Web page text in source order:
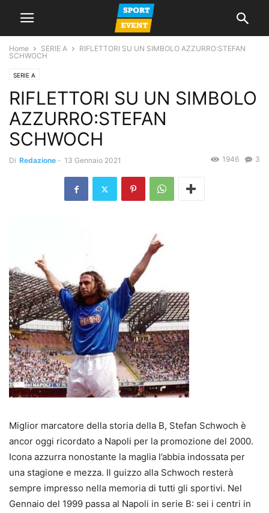
Home SERIE A
RIFLETTORI SU UN SIMBOLO AZZURRO:STEFAN
SCHWOCH
SERIE A
RIFLETTORI SU UN SIMBOLO
AZZURRO:STEFAN
SCHWOCH
Di Redazione - 13 Gennaio 2021 3
1946
Miglior marcatore della storia della B, Stefan Schwoch è
ancor oggi ricordato a Napoli per la promozione del 2000.
Icona azzurra nonostante la maglia l’abbia indossata per
una stagione e mezza. Il guizzo alla Schwoch resterà
sempre impresso nella memoria di tutti gli sportivi. Nel
Gennaio del 1999 passa al Napoli in serie B: sei i centri in